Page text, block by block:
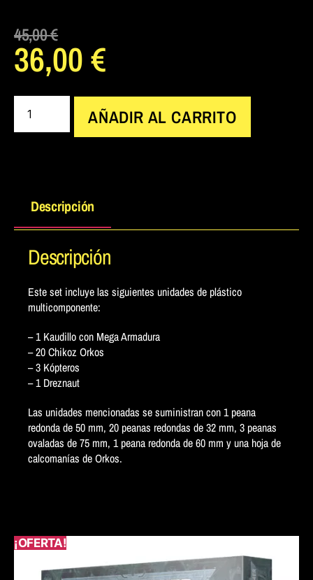
45,00€
36,00€
AÑADIR AL CARRITO
¡OFERTA!
Descripción
Descripción
Este set incluye las siguientes unidades de plástico
multicomponente:
– 1 Kaudillo con Mega Armadura
– 20 Chikoz Orkos
– 3 Kópteros
– 1 Dreznaut
Las unidades mencionadas se suministran con 1 peana
redonda de 50 mm, 20 peanas redondas de 32 mm, 3 peanas
ovaladas de 75 mm, 1 peana redonda de 60 mm y una hoja de
calcomanías de Orkos.